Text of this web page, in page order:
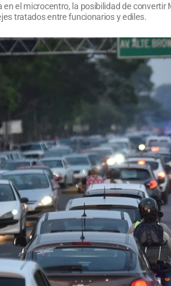
el microcentro, la posibilidad de
tratados entre funcionarios y ediles.